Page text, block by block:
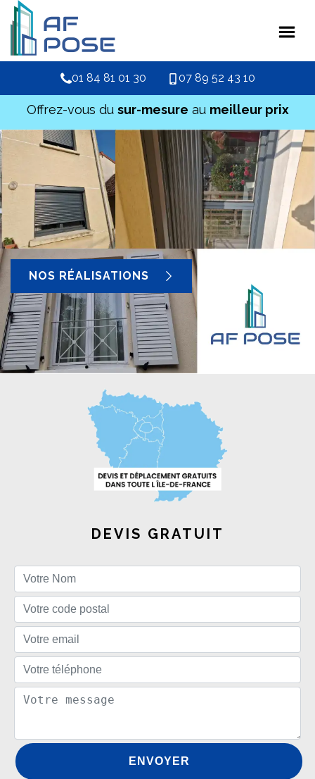
01 84 81 01 30 07 89 52 43 10
Offrez-vous du sur-mesure au meilleur prix
NOS RÉALISATIONS
DEVIS GRATUIT